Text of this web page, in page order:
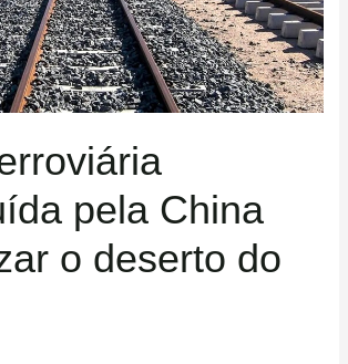
pela China
o deserto do